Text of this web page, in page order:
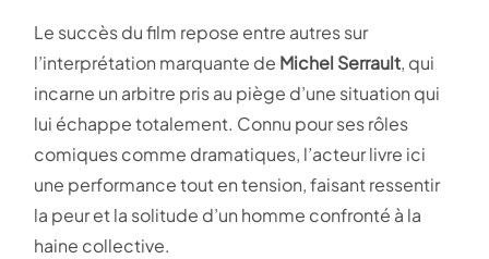
Le succès du film repose entre autres sur
l’interprétation marquante de Michel Serrault, qui
incarne un arbitre pris au piège d’une situation qui
lui échappe totalement. Connu pour ses rôles
comiques comme dramatiques, l’acteur livre ici
une performance tout en tension, faisant ressentir
la peur et la solitude d’un homme confronté à la
haine collective.